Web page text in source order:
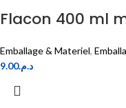
Flacon 400 ml
Emballage & Materiel,
د.م.9.00